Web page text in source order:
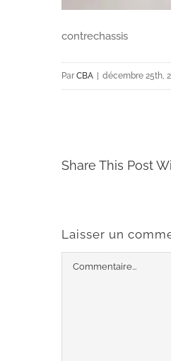
contrechassis
Par CBA | décembre 25th,
Share This Post
Laisser un
Commentaire